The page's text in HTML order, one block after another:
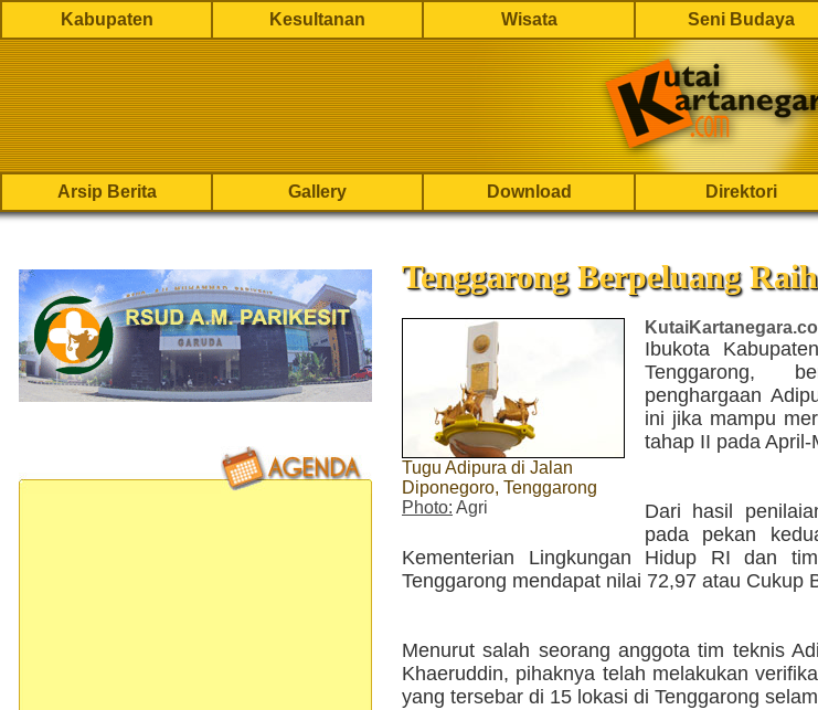
Kabupaten Kesultanan Wisata Seni Budaya
Arsip Berita Gallery Download Direktori
Tenggarong Berpeluang
Tugu Adipura di Jalan
Diponegoro, Tenggarong
Photo: Agri
Ibukota
Tenggarong,
penghargaan
ini jika mampu
tahap II pada
Dari hasil
pada pekan
Kementerian Lingkungan Hidup RI dan
Tenggarong mendapat nilai 72,97 atau Cukup
Menurut salah seorang anggota tim teknis
Khaeruddin, pihaknya telah melakukan
yang tersebar di 15 lokasi di Tenggarong